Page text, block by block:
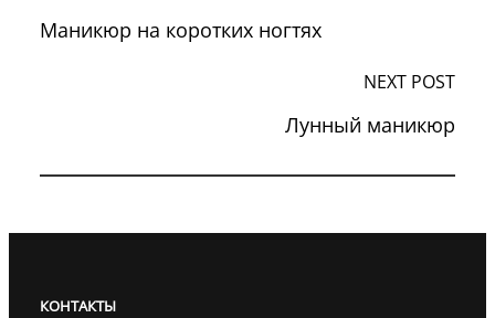
Маникюр на коротких ногтях
NEXT POST
Лунный маникюр
КОНТАКТЫ